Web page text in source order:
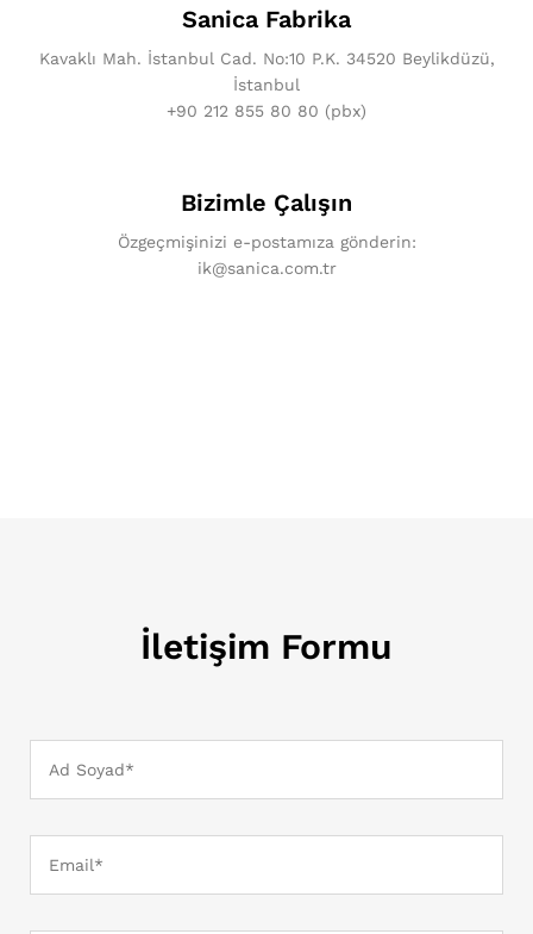
Sanica Fabrika
Kavaklı Mah. İstanbul Cad. No:10 P.K. 34520 Beylikdüzü,
İstanbul
+90 212 855 80 80 (pbx)
Bizimle Çalışın
Özgeçmişinizi e-postamıza gönderin:
ik@sanica.com.tr
İletişim Formu